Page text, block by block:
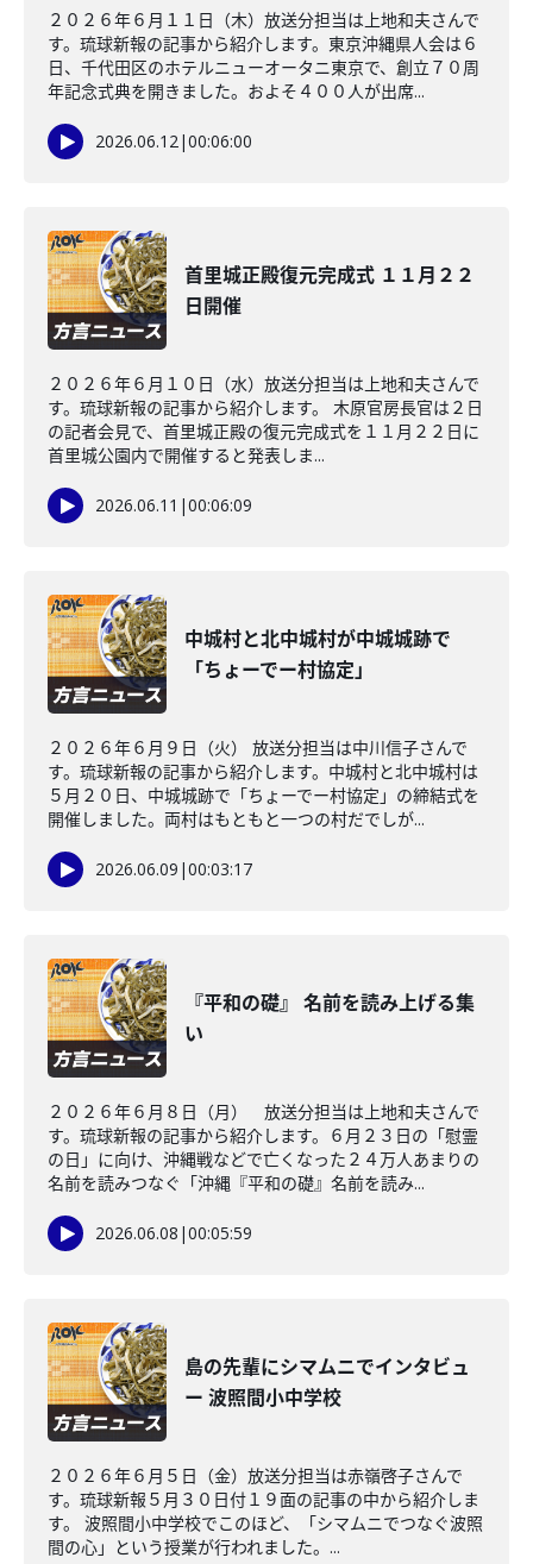
２０２６年６月１１日（木）放送分担当は上地和夫さんで
す。琉球新報の記事から紹介します。東京沖縄県人会は６
日、千代田区のホテルニューオータニ東京で、創立７０周
年記念式典を開きました。およそ４００人が出席...
2026.06.12|00:06:00
首里城正殿復元完成式 １１月２２
日開催
２０２６年６月１０日（水）放送分担当は上地和夫さんで
す。琉球新報の記事から紹介します。 木原官房長官は２日
の記者会見で、首里城正殿の復元完成式を１１月２２日に
首里城公園内で開催すると発表しま...
2026.06.11 |00:06:09
中城村と北中城村が中城城跡で
「ちょーでー村協定」
２０２６年６月９日（火） 放送分担当は中川信子さんで
す。琉球新報の記事から紹介します。中城村と北中城村は
５月２０日、中城城跡で「ちょーでー村協定」の締結式を
開催しました。両村はもともと一つの村だでしが...
2026.06.09 |00:03:17
『平和の礎』 名前を読み上げる集
い
２０２６年６月８日（月） 放送分担当は上地和夫さんで
す。琉球新報の記事から紹介します。６月２３日の「慰霊
の日」に向け、沖縄戦などで亡くなった２４万人あまりの
名前を読みつなぐ「沖縄『平和の礎』名前を読み...
2026.06.08 |00:05:59
島の先輩にシマムニでインタビュ
ー 波照間小中学校
２０２６年６月５日（金）放送分担当は赤嶺啓子さんで
す。琉球新報５月３０日付１９面の記事の中から紹介しま
す。 波照間小中学校でこのほど、「シマムニでつなぐ波照
間の心」という授業が行われました。...